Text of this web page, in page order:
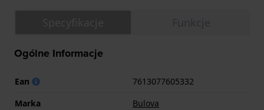
Ogólne Informacje
Ean
7613077605332
Marka
Bulova